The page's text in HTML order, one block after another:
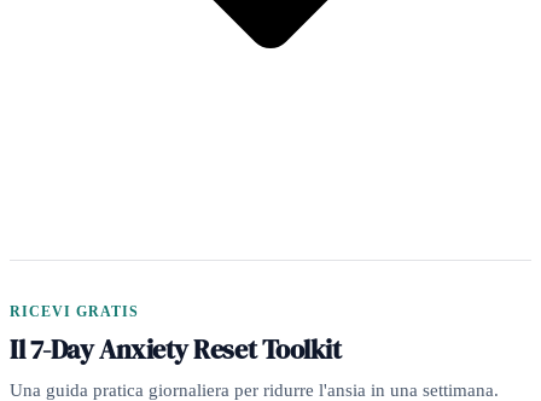
RICEVI GRATIS
Il 7-Day Anxiety Reset Toolkit
Una guida pratica giornaliera per ridurre l'ansia in una settimana.